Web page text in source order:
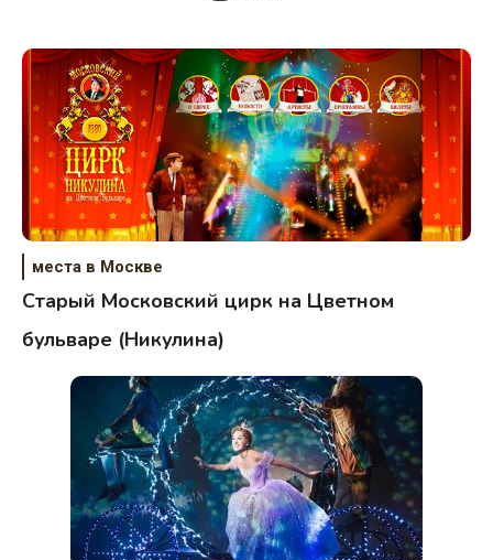
места в Москве
Старый Московский цирк на Цветном
бульваре (Никулина)